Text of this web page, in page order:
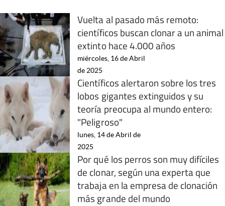
Vuelta al pasado más remoto:
científicos buscan clonar a un animal
extinto hace 4.000 años
miércoles, 16 de Abril
de 2025
Científicos alertaron sobre los tres
lobos gigantes extinguidos y su
teoría preocupa al mundo entero:
"Peligroso"
lunes, 14 de Abril de
2025
Por qué los perros son muy difíciles
de clonar, según una experta que
trabaja en la empresa de clonación
más grande del mundo